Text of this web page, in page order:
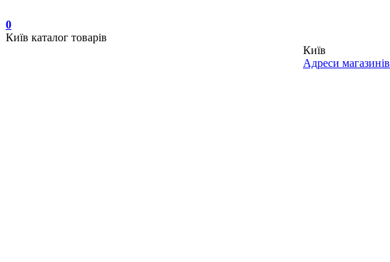
0
Київ каталог товарів
Київ
Адреси магазинів